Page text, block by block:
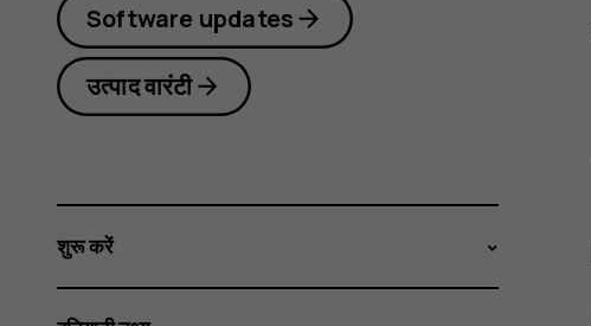
Software updates
उत्पाद वारंटी
शुरू करें